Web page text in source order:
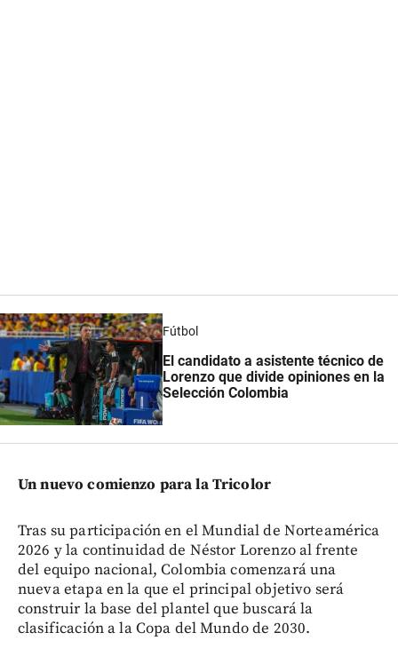
Fútbol
El candidato a asistente técnico de
Lorenzo que divide opiniones en la
Selección Colombia
Un nuevo comienzo para la Tricolor
Tras su participación en el Mundial de Norteamérica
2026 y la continuidad de Néstor Lorenzo al frente
del equipo nacional, Colombia comenzará una
nueva etapa en la que el principal objetivo será
construir la base del plantel que buscará la
clasificación a la Copa del Mundo de 2030.